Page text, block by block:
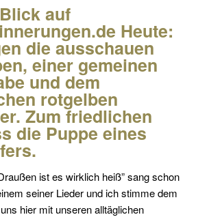
auf
Heute:
die ausschauen
einer gemeinen
und dem
rotgelben
Zum friedlichen
die Puppe eines
ist es wirklich heiß” sang schon
seiner Lieder und ich stimme dem
hier mit unseren alltäglichen